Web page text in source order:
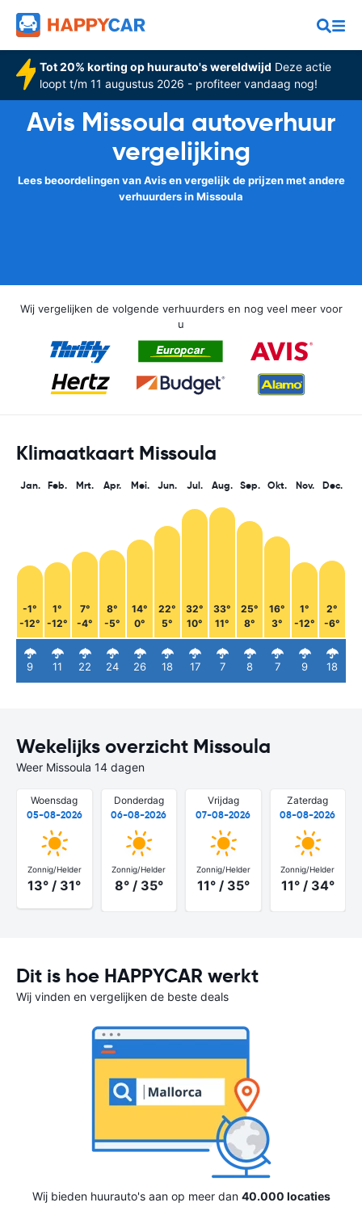
Tot 20% korting op huurauto's wereldwijd Deze actie
loopt t/m 11 augustus 2026 - profiteer vandaag nog!
Avis Missoula autoverhuur
vergelijking
Lees beoordelingen van Avis en vergelijk de prijzen met andere
verhuurders in Missoula
Wij vergelijken de volgende verhuurders en nog veel meer voor
u
Klimaatkaart Missoula
Jan.
-1°
-12°
9
Feb.
1°
-12°
11
Mrt.
7°
-4°
22
Apr.
8°
-5°
24
Mei.
14°
0°
26
Jun.
22°
5°
18
Jul.
32°
10°
17
Aug.
33°
11°
7
Sep.
25°
8°
8
Okt.
16°
3°
7
Nov.
1°
-12°
9
Dec.
2°
-6°
18
Wekelijks overzicht Missoula
Weer Missoula 14 dagen
Woensdag
05-08-2026
Zonnig/Helder
13° / 31°
Donderdag
06-08-2026
Zonnig/Helder
8° / 35°
Vrijdag
07-08-2026
Zonnig/Helder
11° / 35°
Zaterdag
08-08-2026
Zonnig/Helder
11° / 34°
Dit is hoe HAPPYCAR werkt
Wij vinden en vergelijken de beste deals
Wij bieden huurauto's aan op meer dan 40.000 locaties